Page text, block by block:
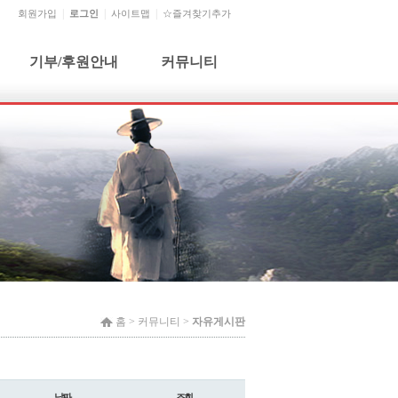
회원가입 로그인 사이트맵 ☆즐겨찾기추가
기부/후원안내
기부금사용내역
커뮤니티
건의사항
월별행사
홈 > 커뮤니티 > 자유게시판